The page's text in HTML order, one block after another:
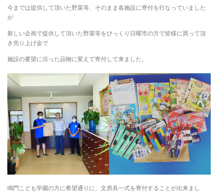
今までは提供して頂いた野菜等、そのまま各施設に寄付を行なっていました
が
新しい企画で提供して頂いた野菜等をびっくり日曜市の方で皆様に買って頂
き売り上げ金で
施設の要望に沿った品物に変えて寄付して来ました。
鳴門こども学園の方に希望通りに、文房具一式を寄付することが出来まし